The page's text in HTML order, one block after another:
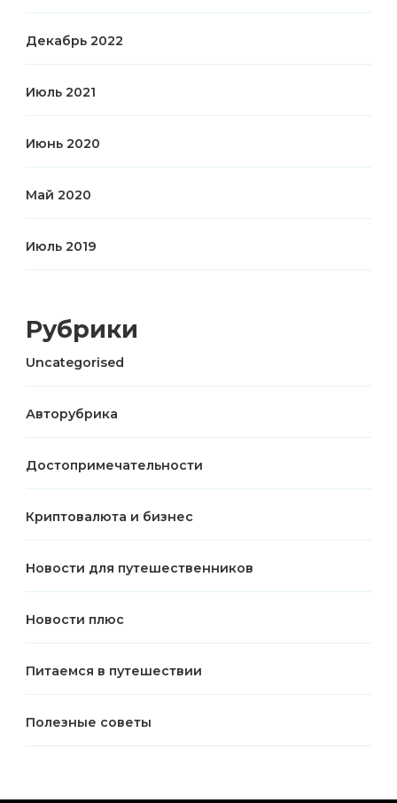
Декабрь 2022
Июль 2021
Июнь 2020
Май 2020
Июль 2019
Рубрики
Uncategorised
Авторубрика
Достопримечательности
Криптовалюта и бизнес
Новости для путешественников
Новости плюс
Питаемся в путешествии
Полезные советы